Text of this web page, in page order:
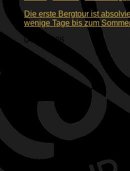
Die erste Bergtour ist
wenige Tage bis zum
04.07.2026